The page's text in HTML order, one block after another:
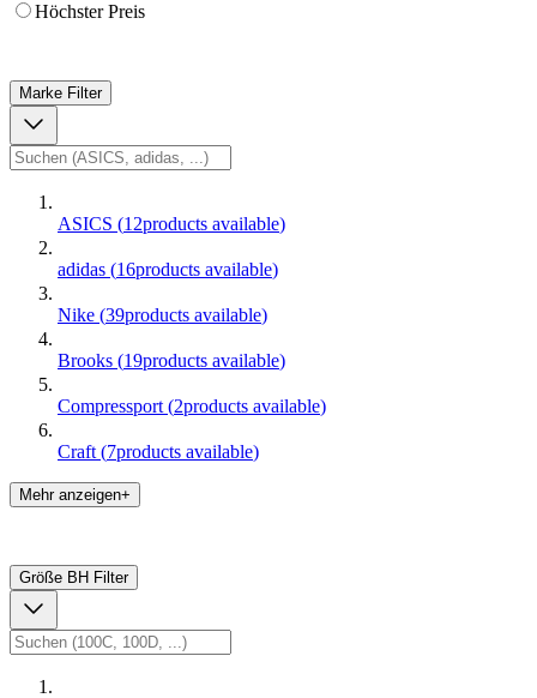
Höchster Preis
Marke Filter
ASICS (12products available)
adidas (16products available)
Nike (39products available)
Brooks (19products available)
Compressport (2products available)
Craft (7products available)
Mehr anzeigen+
Größe BH Filter